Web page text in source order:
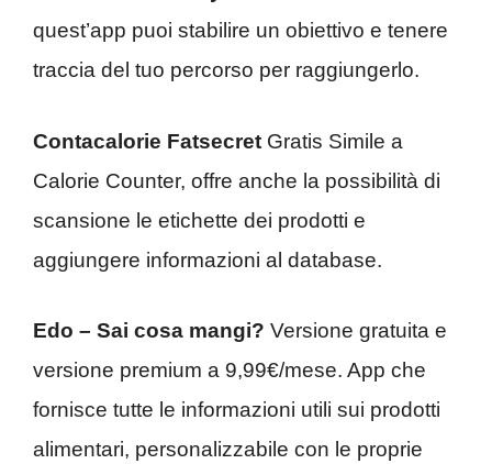
quest’app puoi stabilire un obiettivo e tenere
traccia del tuo percorso per raggiungerlo.
Contacalorie Fatsecret Gratis Simile a
Calorie Counter, offre anche la possibilità di
scansione le etichette dei prodotti e
aggiungere informazioni al database.
Edo – Sai cosa mangi? Versione gratuita e
versione premium a 9,99€/mese. App che
fornisce tutte le informazioni utili sui prodotti
alimentari, personalizzabile con le proprie